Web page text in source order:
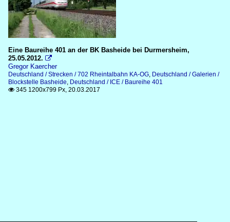
Eine Baureihe 401 an der BK Basheide bei Durmersheim,
25.05.2012. 
Gregor Kaercher
Deutschland / Strecken / 702 Rheintalbahn KA-OG, Deutschland / Galerien /
Blockstelle Basheide, Deutschland / ICE / Baureihe 401
 345 1200x799 Px, 20.03.2017